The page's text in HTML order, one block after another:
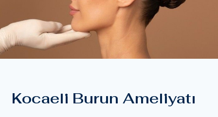
Kocaeli Burun Ameliyatı